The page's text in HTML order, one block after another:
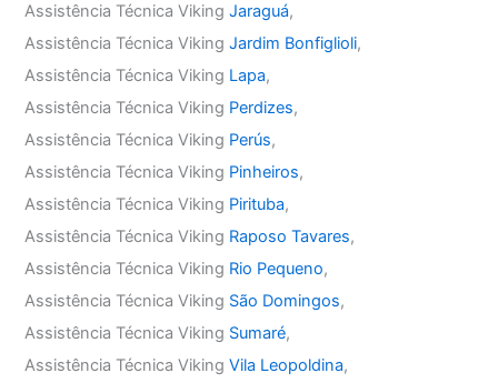
Assistência Técnica VikingJaraguá,
Assistência Técnica VikingJardim Bonfiglioli,
Assistência Técnica Viking Lapa,
Assistência Técnica Viking Perdizes,
Assistência Técnica Viking Perús,
Assistência Técnica Viking Pinheiros,
Assistência Técnica Viking Pirituba,
Assistência Técnica Viking Raposo Tavares,
Assistência Técnica Viking Rio Pequeno,
Assistência Técnica Viking São Domingos,
Assistência Técnica Viking Sumaré,
Assistência Técnica VikingVila Leopoldina,